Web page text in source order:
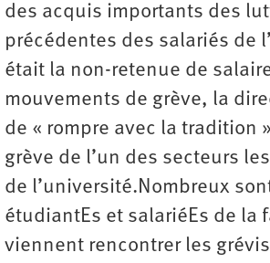
des acquis importants des
précédentes des salariés de
était la non-retenue de
mouvements de grève, la
de « rompre avec la tradition
grève de l’un des secteurs
de l’université.Nombreux
étudiantEs et salariéEs de la
viennent rencontrer les